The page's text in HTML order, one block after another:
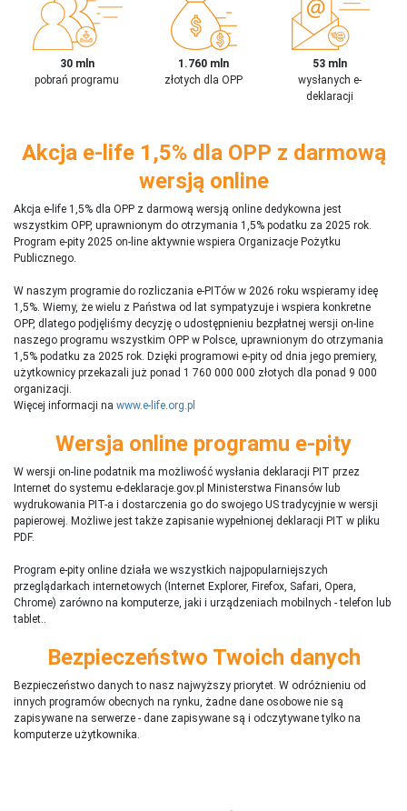
30 mln
pobrań programu
1.760 mln
złotych dla OPP
53 mln
wysłanych e-
deklaracji
Akcja e-life 1,5% dla OPP z darmową
wersją online
Akcja e-life 1,5% dla OPP z darmową wersją online dedykowna jest
wszystkim OPP, uprawnionym do otrzymania 1,5% podatku za 2025 rok.
Program e-pity 2025 on-line aktywnie wspiera Organizacje Pożytku
Publicznego.
W naszym programie do rozliczania e-PITów w 2026 roku wspieramy ideę
1,5%. Wiemy, że wielu z Państwa od lat sympatyzuje i wspiera konkretne
OPP, dlatego podjęliśmy decyzję o udostępnieniu bezpłatnej wersji on-line
naszego programu wszystkim OPP w Polsce, uprawnionym do otrzymania
1,5% podatku za 2025 rok. Dzięki programowi e-pity od dnia jego premiery,
użytkownicy przekazali już ponad 1 760 000 000 złotych dla ponad 9 000
organizacji.
Więcej informacji na www.e-life.org.pl
Wersja online programu e-pity
W wersji on-line podatnik ma możliwość wysłania deklaracji PIT przez
Internet do systemu e-deklaracje.gov.pl Ministerstwa Finansów lub
wydrukowania PIT-a i dostarczenia go do swojego US tradycyjnie w wersji
papierowej. Możliwe jest także zapisanie wypełnionej deklaracji PIT w pliku
PDF.
Program e-pity online działa we wszystkich najpopularniejszych
przeglądarkach internetowych (Internet Explorer, Firefox, Safari, Opera,
Chrome) zarówno na komputerze, jaki i urządzeniach mobilnych - telefon lub
tablet..
Bezpieczeństwo Twoich danych
Bezpieczeństwo danych to nasz najwyższy priorytet. W odróżnieniu od
innych programów obecnych na rynku, żadne dane osobowe nie są
zapisywane na serwerze - dane zapisywane są i odczytywane tylko na
komputerze użytkownika.